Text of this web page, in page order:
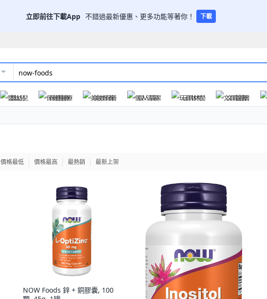
立即前往下載App 不錯過最新優惠、更多功能等著你！ 下載
嬰幼兒 保健醫療 美妝保養 個人清潔 玩具休閒 文具圖書
價格最低 價格最高 最熱銷 最新上架
NOW Foods 鋅 + 銅膠囊, 100